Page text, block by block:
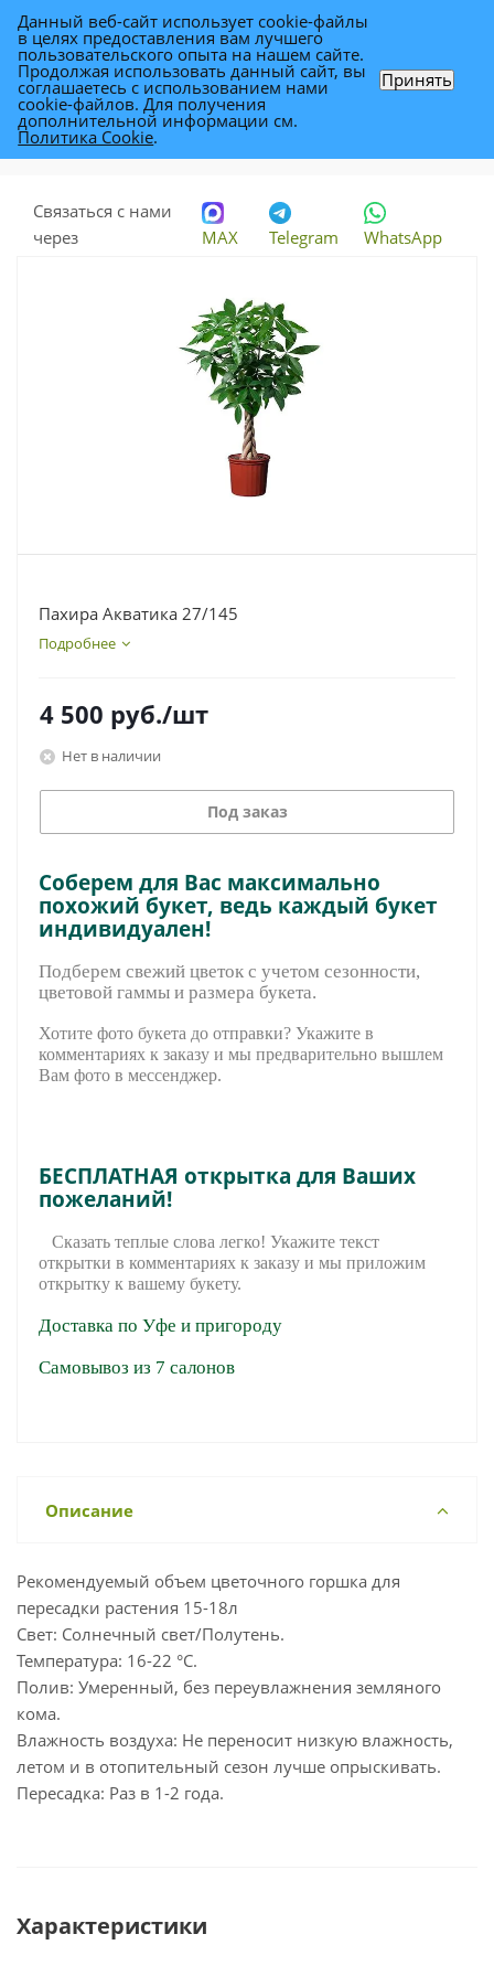
Пахира Акватика 27/145
Каталог - Растения -
Связаться с нами
через
MAX Telegram WhatsApp
Пахира Акватика 27/145
Подробнее
4 500 руб./шт
Нет в наличии
Под заказ
Соберем для Вас максимально
похожий букет, ведь каждый букет
индивидуален!
Подберем свежий цветок с учетом сезонности,
цветовой гаммы и размера букета.
Хотите фото букета до отправки? Укажите в
комментариях к заказу и мы предварительно вышлем
Вам фото в мессенджер.
БЕСПЛАТНАЯ открытка для Ваших
пожеланий!
Сказать теплые слова легко! Укажите текст
открытки в комментариях к заказу и мы приложим
открытку к вашему букету.
Доставка по Уфе и пригороду
Самовывоз из 7 салонов
Описание
Рекомендуемый объем цветочного горшка для
пересадки растения 15-18л
Свет: Солнечный свет/Полутень.
Температура: 16-22 °С.
Полив: Умеренный, без переувлажнения земляного
кома.
Влажность воздуха: Не переносит низкую влажность,
летом и в отопительный сезон лучше опрыскивать.
Пересадка: Раз в 1-2 года.
Характеристики
Данный веб-сайт использует cookie-файлы
в целях предоставления вам лучшего
пользовательского опыта на нашем сайте.
Продолжая использовать данный сайт, вы
соглашаетесь с использованием нами
cookie-файлов. Для получения
дополнительной информации см.
Политика Cookie.
Принять